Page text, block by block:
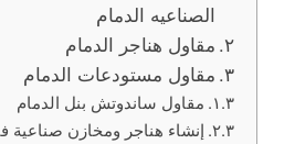
الصناعيه الدمام
مقاول هناجر الدمام
مقاول مستودعات الدمام
مقاول ساندوتش بنل الدمام
إنشاء هناجر ومخازن صناعية